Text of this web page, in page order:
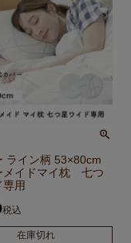
ライン柄 53×80cm
メイドマイ枕 七つ
用
税込
在庫切れ